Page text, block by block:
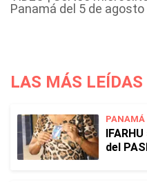
Panamá del 5 de agosto
LAS MÁS LEÍDAS
PANAMÁ
del